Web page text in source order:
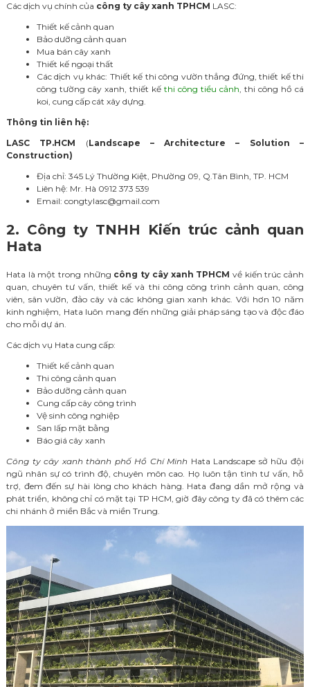
Các dịch vụ chính của công ty cây xanh TPHCM LASC:
Thiết kế cảnh quan
Bảo dưỡng cảnh quan
Mua bán cây xanh
Thiết kế ngoại thất
Các dịch vụ khác: Thiết kế thi công vườn thẳng đứng, thiết kế thi
công tường cây xanh, thiết kế thi công tiểu cảnh, thi công hồ cá
koi, cung cấp cát xây dựng.
Thông tin liên hệ:
LASC TP.HCM (Landscape – Architecture – Solution –
Construction)
Địa chỉ: 345 Lý Thường Kiệt, Phường 09, Q.Tân Bình, TP. HCM
Liên hệ: Mr. Hà 0912 373 539
Email: congtylasc@gmail.com
2. Công ty TNHH Kiến trúc cảnh quan
Hata
Hata là một trong những công ty cây xanh TPHCM về kiến trúc cảnh
quan, chuyên tư vấn, thiết kế và thi công công trình cảnh quan, công
viên, sân vườn, đảo cây và các không gian xanh khác. Với hơn 10 năm
kinh nghiệm, Hata luôn mang đến những giải pháp sáng tạo và độc đáo
cho mỗi dự án.
Các dịch vụ Hata cung cấp:
Thiết kế cảnh quan
Thi công cảnh quan
Bảo dưỡng cảnh quan
Cung cấp cây công trình
Vệ sinh công nghiệp
San lấp mặt bằng
Báo giá cây xanh
Công ty cây xanh thành phố Hồ Chí Minh Hata Landscape sở hữu đội
ngũ nhân sự có trình độ, chuyên môn cao. Họ luôn tận tình tư vấn, hỗ
trợ, đem đến sự hài lòng cho khách hàng. Hata đang dần mở rộng và
phát triển, không chỉ có mặt tại TP HCM, giờ đây công ty đã có thêm các
chi nhánh ở miền Bắc và miền Trung.